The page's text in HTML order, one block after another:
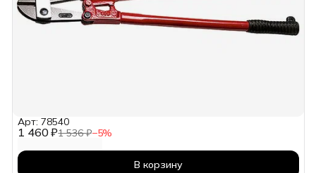
1 460 ₽1 536 ₽−5%
Арт: 78540
В корзину